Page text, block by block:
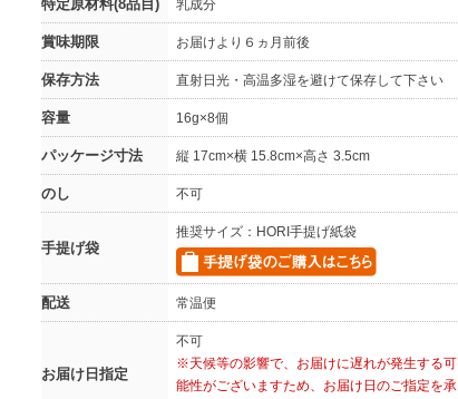
特定原材料(8品目) 乳成分
賞味期限 お届けより６ヵ月前後
保存方法 直射日光・高温多湿を避けて保存して下さい
容量 16g×8個
パッケージ寸法 縦 17cm×横 15.8cm×高さ 3.5cm
のし 不可
手提げ袋
推奨サイズ：HORI手提げ紙袋
配送 常温便
お届け日指定
不可
※天候等の影響で、お届けに遅れが発生する可
能性がございますため、お届け日のご指定を承